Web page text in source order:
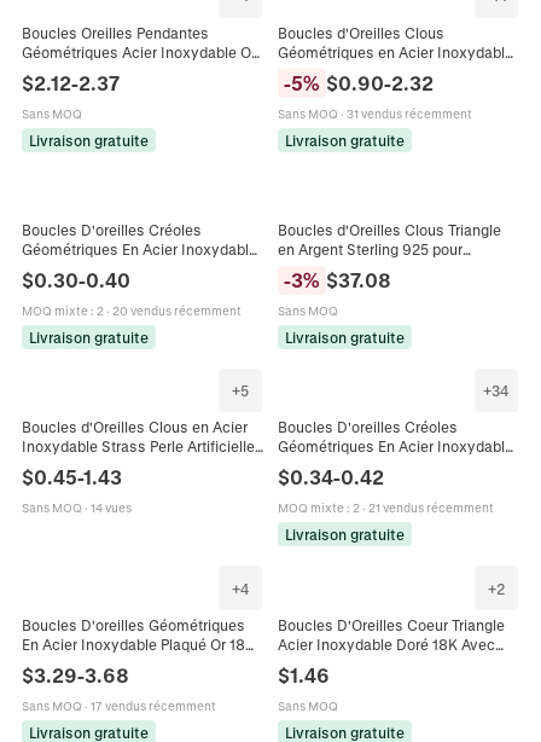
Boucles Oreilles Pendantes
Géométriques Acier Inoxydable Or
Triangle Pendant Anti Allergique
$2.12-2.37
Sans MOQ
Livraison gratuite
Boucles d'Oreilles Clous
Géométriques en Acier Inoxydable
Argent Poli Moderne
-5% $0.90-2.32
Sans MOQ · 31 vendus récemment
Livraison gratuite
Boucles D'oreilles Créoles
Géométriques En Acier Inoxydable
Pendentif Cône Triangle Punk
Bijoux Pour Hommes Et Femmes
$0.30-0.40
MOQ mixte: 2· 20 vendus récemment
Livraison gratuite
Boucles d'Oreilles Clous Triangle
en Argent Sterling 925 pour
Femmes Colle à Goutte Noire
Géométrique Minimaliste Texture
Martelée Bijoux Style Coréen
-3% $37.08
Sans MOQ
Livraison gratuite
+5
Boucles d'Oreilles Clous en Acier
Inoxydable Strass Perle Artificielle
Ensemble Géométrique Triangle
Coeur Carré pour Femmes
$0.45-1.43
Sans MOQ · 14 vues
+34
Boucles D'oreilles Créoles
Géométriques En Acier Inoxydable
Étoile Cœur Hexagone Rectangle
Triangle Poli Bijoux Unisexe
$0.34-0.42
MOQ mixte: 2· 21 vendus récemment
Livraison gratuite
+4
Boucles D'oreilles Géométriques
En Acier Inoxydable Plaqué Or 18
Bijoux Minimalistes Pour Femmes
$3.29-3.68
Sans MOQ · 17 vendus récemment
Livraison gratuite
+2
Boucles D'Oreilles Coeur Triangle
Acier Inoxydable Doré 18K Avec
Pour Femmes
$1.46
Sans MOQ
Livraison gratuite